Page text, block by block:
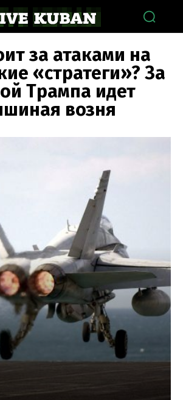
за атаками на
«стратеги»? За
Трампа идет
возня